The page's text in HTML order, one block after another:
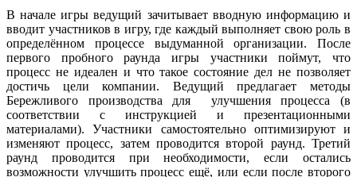
В начале игры ведущий зачитывает вводную информацию и
вводит участников в игру, где каждый выполняет свою роль в
определённом процессе выдуманной организации. После
первого пробного раунда игры участники поймут, что
процесс не идеален и что такое состояние дел не позволяет
достичь цели компании. Ведущий предлагает методы
Бережливого производства для улучшения процесса (в
соответствии с инструкцией и презентационными
материалами). Участники самостоятельно оптимизируют и
изменяют процесс, затем проводится второй раунд. Третий
раунд проводится при необходимости, если остались
возможности улучшить процесс ещё, или если после второго